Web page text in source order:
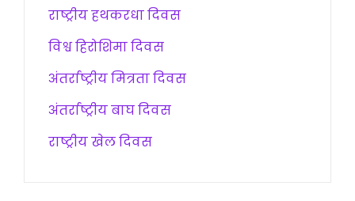
राष्ट्रीय हथकरधा दिवस
विश्व हिरोशिमा दिवस
अंतर्राष्ट्रीय मित्रता दिवस
अंतर्राष्ट्रीय बाघ दिवस
राष्ट्रीय खेल दिवस